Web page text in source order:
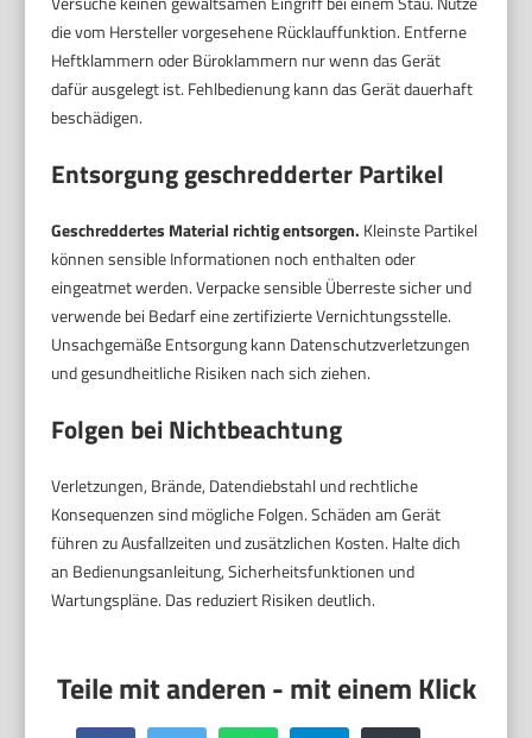
die vom Hersteller vorgesehene Rücklauffunktion. Entferne
Heftklammern oder Büroklammern nur wenn das Gerät
dafür ausgelegt ist. Fehlbedienung kann das Gerät dauerhaft
beschädigen.
Entsorgung geschredderter Partikel
Geschreddertes Material richtig entsorgen. Kleinste Partikel
können sensible Informationen noch enthalten oder
eingeatmet werden. Verpacke sensible Überreste sicher und
verwende bei Bedarf eine zertifizierte Vernichtungsstelle.
Unsachgemäße Entsorgung kann Datenschutzverletzungen
und gesundheitliche Risiken nach sich ziehen.
Folgen bei Nichtbeachtung
Verletzungen, Brände, Datendiebstahl und rechtliche
Konsequenzen sind mögliche Folgen. Schäden am Gerät
führen zu Ausfallzeiten und zusätzlichen Kosten. Halte dich
an Bedienungsanleitung, Sicherheitsfunktionen und
Wartungspläne. Das reduziert Risiken deutlich.